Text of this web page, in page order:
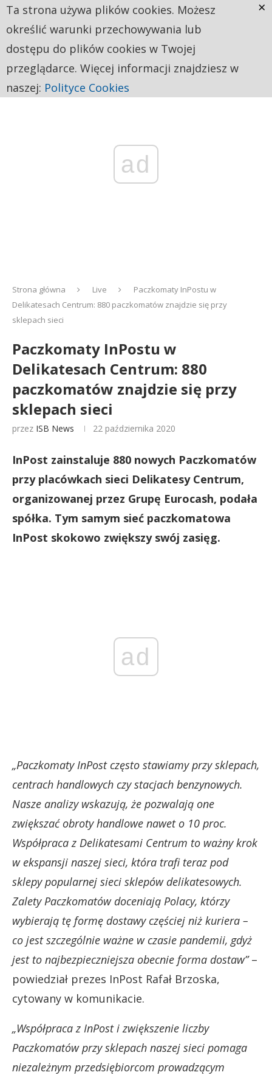
ad
Strona główna Live
Paczkomaty InPostu w
Delikatesach Centrum: 880 paczkomatów znajdzie się przy
sklepach sieci
Paczkomaty InPostu w
Delikatesach Centrum: 880
paczkomatów znajdzie się przy
sklepach sieci
przez ISB News 22 października 2020
InPost zainstaluje 880 nowych Paczkomatów
przy placówkach sieci Delikatesy Centrum,
organizowanej przez Grupę Eurocash, podała
spółka. Tym samym sieć paczkomatowa
InPost skokowo zwiększy swój zasięg.
ad
„Paczkomaty InPost często stawiamy przy sklepach,
centrach handlowych czy stacjach benzynowych.
Nasze analizy wskazują, że pozwalają one
zwiększać obroty handlowe nawet o 10 proc.
Współpraca z Delikatesami Centrum to ważny krok
w ekspansji naszej sieci, która trafi teraz pod
sklepy popularnej sieci sklepów delikatesowych.
Zalety Paczkomatów doceniają Polacy, którzy
wybierają tę formę dostawy częściej niż kuriera –
co jest szczególnie ważne w czasie pandemii, gdyż
jest to najbezpieczniejsza obecnie forma dostaw”–
powiedział prezes InPost Rafał Brzoska,
cytowany w komunikacie.
„Współpraca z InPost i zwiększenie liczby
Paczkomatów przy sklepach naszej sieci pomaga
niezależnym przedsiębiorcom prowadzącym
Ta strona używa plików cookies. Możesz
określić warunki przechowywania lub
dostępu do plików cookies w Twojej
przeglądarce. Więcej informacji znajdziesz w
naszej: Polityce Cookies
×